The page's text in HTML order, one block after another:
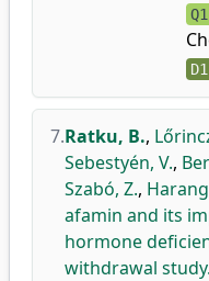
Q1
D1
7.Ratku, B.,
Sebestyén, V.,
Szabó, Z.,
afamin and its
hormone
withdrawal study.